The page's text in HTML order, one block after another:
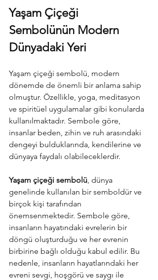
Yaşam Çiçeği
Sembolünün Modern
Dünyadaki Yeri
Yaşam çiçeği sembolü, modern
dönemde de önemli bir anlama sahip
olmuştur. Özellikle, yoga, meditasyon
ve spiritüel uygulamalar gibi konularda
kullanılmaktadır. Sembole göre,
insanlar beden, zihin ve ruh arasındaki
dengeyi bulduklarında, kendilerine ve
dünyaya faydalı olabileceklerdir.
Yaşam çiçeği sembolü, dünya
genelinde kullanılan bir semboldür ve
birçok kişi tarafından
önemsenmektedir. Sembole göre,
insanların hayatındaki evrelerin bir
döngü oluşturduğu ve her evrenin
birbirine bağlı olduğu kabul edilir. Bu
nedenle, insanların hayatlarındaki her
evreni sevgi, hoşgörü ve saygı ile